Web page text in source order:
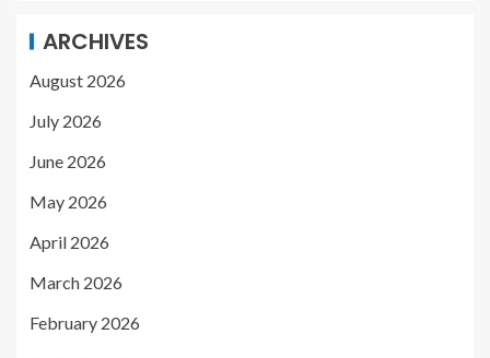
ARCHIVES
August 2026
July 2026
June 2026
May 2026
April 2026
March 2026
February 2026